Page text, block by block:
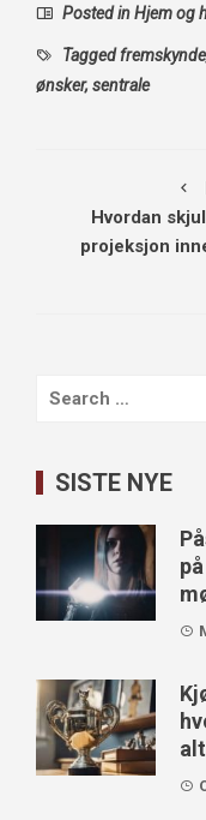
Posted inHjem og
Taggedfremskynde
ønsker, sentrale
Hvordan
projeksjon
Search
SISTE NYE